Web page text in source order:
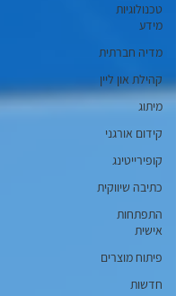
טכנולוגיות
מידע
מדיה חברתית
קהילת און ליין
מיתוג
קידום אורגני
קופירייטינג
כתיבה שיווקית
התפתחות
אישית
פיתוח מוצרים
חדשות